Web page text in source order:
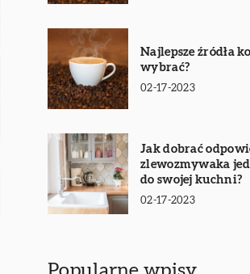
Najlepsze źródła
wybrać?
02-17-2023
Jak dobrać
zlewozmywaka
do swojej kuchni?
02-17-2023